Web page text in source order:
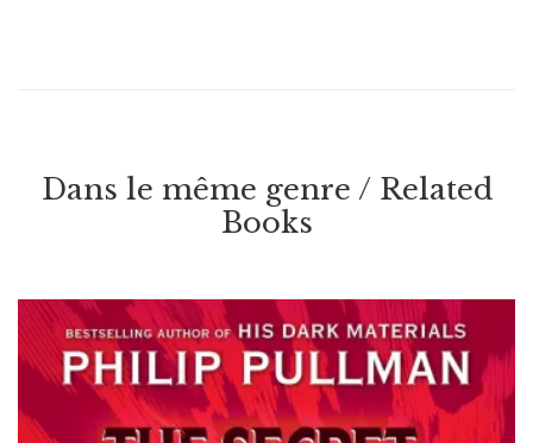
Dans le même genre / Related
Books